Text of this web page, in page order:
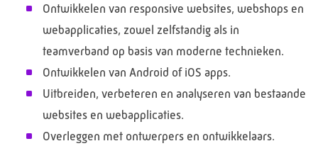
Ontwikkelen van responsive websites, webshops en
webapplicaties, zowel zelfstandig als in
teamverband op basis van moderne technieken.
Ontwikkelen van Android of iOS apps.
Uitbreiden, verbeteren en analyseren van bestaande
websites en webapplicaties.
Overleggen met ontwerpers en ontwikkelaars.